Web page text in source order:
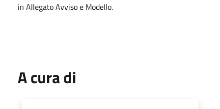
in Allegato Avviso e Modello.
A cura di